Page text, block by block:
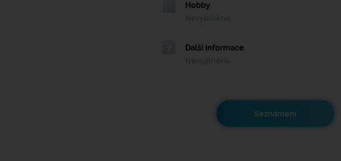
Hobby
Další informace
Seznámení